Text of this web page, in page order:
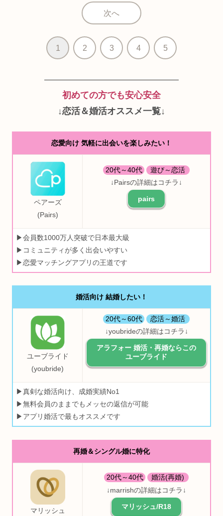
次へ
1 2 3 4 5
―――――――――――――――
初めての方でも安心安全
↓恋活＆婚活オススメ一覧↓
恋愛向け 気軽に出会いを楽しみたい！
ペアーズ
(Pairs)
20代～40代
遊び～恋活
↓Pairsの詳細はコチラ↓
pairs
▶会員数1000万人突破で日本最大級
▶コミュニティが多く出会いやすい
▶恋愛マッチングアプリの王道です
婚活向け 結婚したい！
ユーブライド
(youbride)
20代～60代
恋活～婚活
↓youbrideの詳細はコチラ↓
アラフォー 婚活・再婚ならこの
ユーブライド
▶真剣な婚活向け、成婚実績No1
▶無料会員のままでもメッセの返信が可能
▶アプリ婚活で最もオススメです
再婚＆シングル婚に特化
マリッシュ
20代～40代
婚活(再婚)
↓marrishの詳細はコチラ↓
マリッシュ/R18